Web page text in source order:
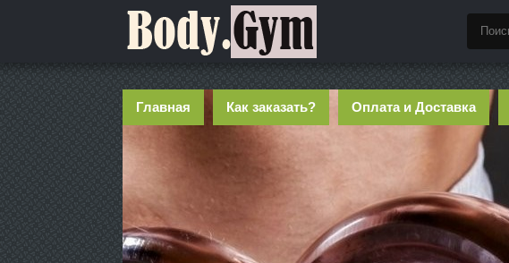
Главная Как заказать? Оплата и Доставка